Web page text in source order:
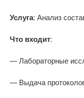
Услуга: Анализ
Что входит:
— Лабораторные
— Выдача